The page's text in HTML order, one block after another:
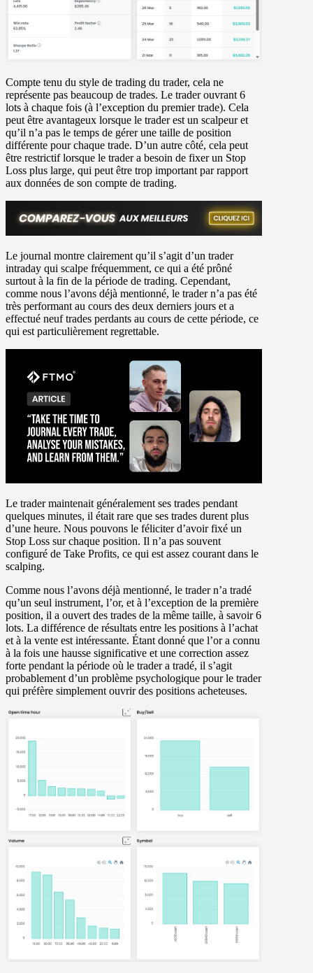
Compte tenu du style de trading du trader, cela ne
représente pas beaucoup de trades. Le trader ouvrant 6
lots à chaque fois (à l’exception du premier trade). Cela
peut être avantageux lorsque le trader est un scalpeur et
qu’il n’a pas le temps de gérer une taille de position
différente pour chaque trade. D’un autre côté, cela peut
être restrictif lorsque le trader a besoin de fixer un Stop
Loss plus large, qui peut être trop important par rapport
aux données de son compte de trading.
Le journal montre clairement qu’il s’agit d’un trader
intraday qui scalpe fréquemment, ce qui a été prôné
surtout à la fin de la période de trading. Cependant,
comme nous l’avons déjà mentionné, le trader n’a pas été
très performant au cours des deux derniers jours et a
effectué neuf trades perdants au cours de cette période, ce
qui est particulièrement regrettable.
Le trader maintenait généralement ses trades pendant
quelques minutes, il était rare que ses trades durent plus
d’une heure. Nous pouvons le féliciter d’avoir fixé un
Stop Loss sur chaque position. Il n’a pas souvent
configuré de Take Profits, ce qui est assez courant dans le
scalping.
Comme nous l’avons déjà mentionné, le trader n’a tradé
qu’un seul instrument, l’or, et à l’exception de la première
position, il a ouvert des trades de la même taille, à savoir 6
lots. La différence de résultats entre les positions à l’achat
et à la vente est intéressante. Étant donné que l’or a connu
à la fois une hausse significative et une correction assez
forte pendant la période où le trader a tradé, il s’agit
probablement d’un problème psychologique pour le trader
qui préfère simplement ouvrir des positions acheteuses.